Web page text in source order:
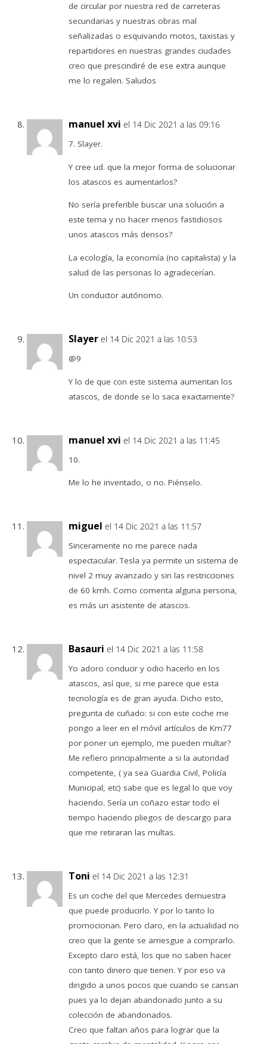
de circular por nuestra red de carreteras
secundarias y nuestras obras mal
señalizadas o esquivando motos, taxistas y
repartidores en nuestras grandes ciudades
creo que prescindiré de ese extra aunque
me lo regalen. Saludos
manuel xvi el 14 Dic 2021 a las 09:16
7. Slayer.
Y cree ud. que la mejor forma de solucionar
los atascos es aumentarlos?
No sería preferible buscar una solución a
este tema y no hacer menos fastidiosos
unos atascos más densos?
La ecología, la economía (no capitalista) y la
salud de las personas lo agradecerían.
Un conductor autónomo.
Slayer el 14 Dic 2021 a las 10:53
@9
Y lo de que con este sistema aumentan los
atascos, de donde se lo saca exactamente?
manuel xvi el 14 Dic 2021 a las 11:45
10.
Me lo he inventado, o no. Piénselo.
miguel el 14 Dic 2021 a las 11:57
Sinceramente no me parece nada
espectacular. Tesla ya permite un sistema de
nivel 2 muy avanzado y sin las restricciones
de 60 kmh. Como comenta alguna persona,
es más un asistente de atascos.
Basauri el 14 Dic 2021 a las 11:58
Yo adoro conducir y odio hacerlo en los
atascos, así que, si me parece que esta
tecnología es de gran ayuda. Dicho esto,
pregunta de cuñado: si con este coche me
pongo a leer en el móvil artículos de Km77
por poner un ejemplo, me pueden multar?
Me refiero principalmente a si la autoridad
competente, ( ya sea Guardia Civil, Policía
Municipal, etc) sabe que es legal lo que voy
haciendo. Sería un coñazo estar todo el
tiempo haciendo pliegos de descargo para
que me retiraran las multas.
Toni el 14 Dic 2021 a las 12:31
Es un coche del que Mercedes demuestra
que puede producirlo. Y por lo tanto lo
promocionan. Pero claro, en la actualidad no
creo que la gente se arriesgue a comprarlo.
Excepto claro está, los que no saben hacer
con tanto dinero que tienen. Y por eso va
dirigido a unos pocos que cuando se cansan
pues ya lo dejan abandonado junto a su
colección de abandonados.
Creo que faltan años para lograr que la